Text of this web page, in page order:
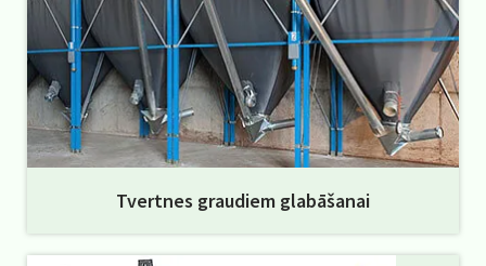
Tvertnes graudiem glabāšanai